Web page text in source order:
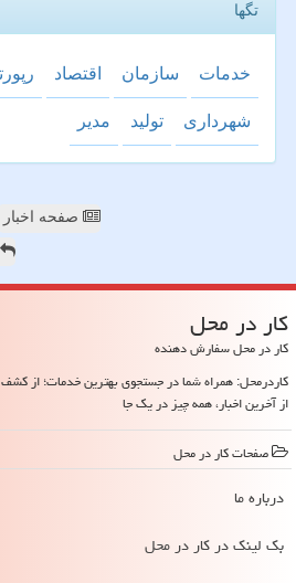
تگها
خدمات سازمان اقتصاد
شهرداری تولید مدیر
صفحه اخبار
كار در محل
کار در محل سفارش دهنده
کاردرمحل: همراه شما در جستجوی بهترین خدمات؛ از کشف
از آخرین اخبار، همه چیز در یک جا
صفحات كار در محل
درباره ما
بک لینک در كار در محل